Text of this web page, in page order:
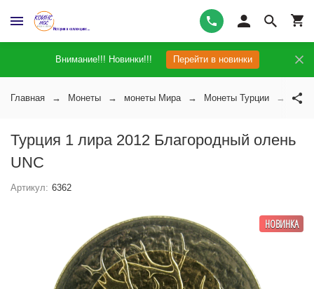
Внимание!!! Новинки!!! Перейти в новинки
Главная Монеты монеты Мира Монеты Турции
Турция 1 лира 2012 Благородный олень
UNC
Артикул: 6362
НОВИНКА